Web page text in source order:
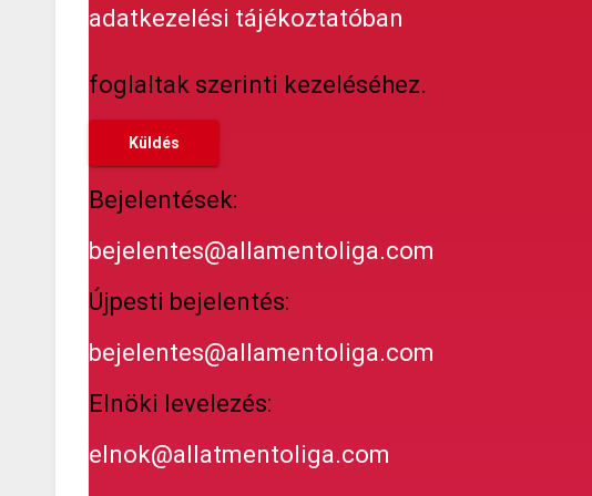
adatkezelési tájékoztatóban
foglaltak szerinti kezeléséhez.
Bejelentések:
bejelentes@allamentoliga.com
Újpesti bejelentés:
bejelentes@allamentoliga.com
Elnöki levelezés:
elnok@allatmentoliga.com